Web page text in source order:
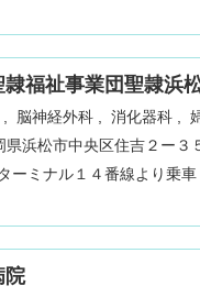
福祉事業団聖隷浜
脳神経外科 消化器科
県浜松市中央区住吉２ー３
ーミナル１４番線より乗車
院